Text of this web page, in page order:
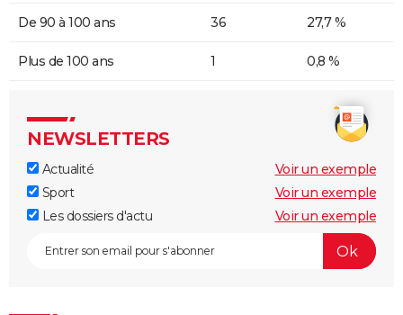
De 90 à 100 ans 36 27,7 %
Plus de 100 ans 1 0,8 %
NEWSLETTERS
Actualité
Voir un exemple
Sport
Voir un exemple
Les dossiers d'actu
Voir un exemple